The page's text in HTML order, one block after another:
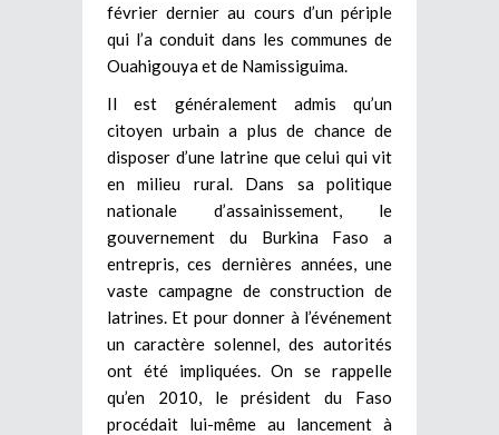
février dernier au cours d’un périple
qui l’a conduit dans les communes de
Ouahigouya et de Namissiguima.
Il est généralement admis qu’un
citoyen urbain a plus de chance de
disposer d’une latrine que celui qui vit
en milieu rural. Dans sa politique
nationale d’assainissement, le
gouvernement du Burkina Faso a
entrepris, ces dernières années, une
vaste campagne de construction de
latrines. Et pour donner à l’événement
un caractère solennel, des autorités
ont été impliquées. On se rappelle
qu’en 2010, le président du Faso
procédait lui-même au lancement à